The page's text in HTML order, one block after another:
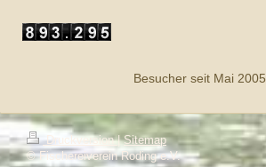
Besucher seit Mai 2005
Druckversion| Sitemap
© Fischereiverein Roding e.V.